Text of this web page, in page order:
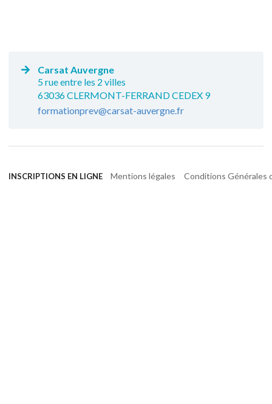
Carsat Auvergne
5 rue entre les 2 villes
63036 CLERMONT-FERRAND CEDEX 9
formationprev@carsat-auvergne.fr
INSCRIPTIONS EN LIGNE Mentions légales Conditions Générales